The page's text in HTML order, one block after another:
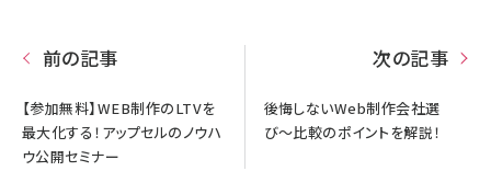
前の記事
【参加無料】WEB制作のLTVを
最大化する！アップセルのノウハ
ウ公開セミナー
次の記事
後悔しないWeb制作会社選
び〜比較のポイントを解説！